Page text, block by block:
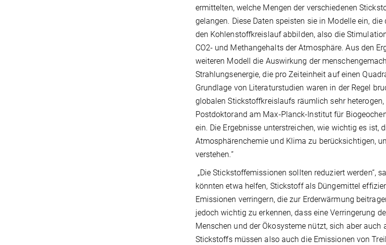
ermittelten, welche Mengen der verschiedenen
gelangen. Diese Daten speisten sie in Modelle ein,
den Kohlenstoffkreislauf abbilden, also die
CO2- und Methangehalts der Atmosphäre. Aus den
weiteren Modell die Auswirkung der
Strahlungsenergie, die pro Zeiteinheit auf einen
Grundlage von Literaturstudien waren in der Regel
globalen Stickstoffkreislaufs räumlich sehr
Postdoktorand am Max-Planck-Institut für
ein. Die Ergebnisse unterstreichen, wie wichtig es ist,
Atmosphärenchemie und Klima zu berücksichtigen,
verstehen.“
„Die Stickstoffemissionen sollten reduziert werden“,
könnten etwa helfen, Stickstoff als Düngemittel
Emissionen verringern, die zur Erderwärmung
jedoch wichtig zu erkennen, dass eine Verringerung
Menschen und der Ökosysteme nützt, sich aber
Stickstoffs müssen also auch die Emissionen von